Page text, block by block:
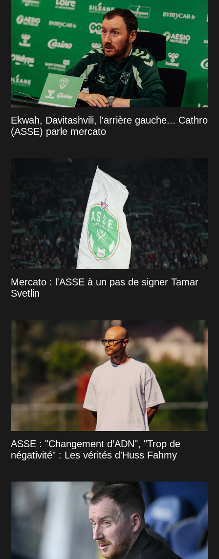
Ekwah, Davitashvili, l'arrière gauche... Cathro
(ASSE) parle mercato
Mercato : l'ASSE à un pas de signer Tamar
Svetlin
ASSE : "Changement d’ADN", "Trop de
négativité" : Les vérités d'Huss Fahmy